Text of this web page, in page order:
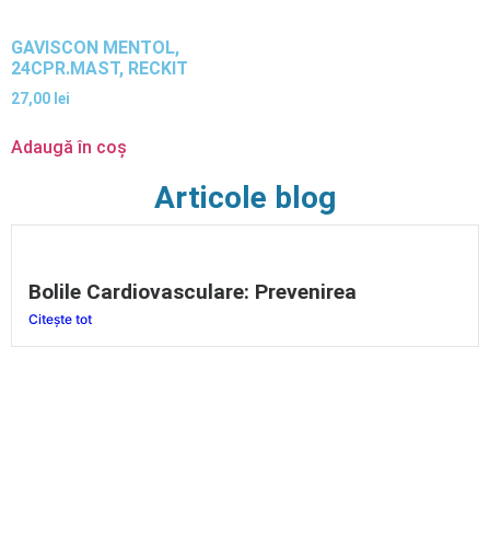
GAVISCON MENTOL,
24CPR.MAST, RECKIT
27,00 lei
Adaugă în coș
Articole blog
Bolile Cardiovasculare: Prevenirea
Citește tot